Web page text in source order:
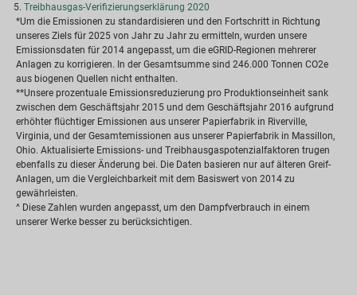
Treibhausgas-Verifizierungserklärung 2020
*Um die Emissionen zu standardisieren und den Fortschritt in Richtung
unseres Ziels für 2025 von Jahr zu Jahr zu ermitteln, wurden unsere
Emissionsdaten für 2014 angepasst, um die eGRID-Regionen mehrerer
Anlagen zu korrigieren. In der Gesamtsumme sind 246.000 Tonnen CO2e
aus biogenen Quellen nicht enthalten.
**Unsere prozentuale Emissionsreduzierung pro Produktionseinheit sank
zwischen dem Geschäftsjahr 2015 und dem Geschäftsjahr 2016 aufgrund
erhöhter flüchtiger Emissionen aus unserer Papierfabrik in Riverville,
Virginia, und der Gesamtemissionen aus unserer Papierfabrik in Massillon,
Ohio. Aktualisierte Emissions- und Treibhausgaspotenzialfaktoren trugen
ebenfalls zu dieser Änderung bei. Die Daten basieren nur auf älteren Greif-
Anlagen, um die Vergleichbarkeit mit dem Basiswert von 2014 zu
gewährleisten.
^ Diese Zahlen wurden angepasst, um den Dampfverbrauch in einem
unserer Werke besser zu berücksichtigen.